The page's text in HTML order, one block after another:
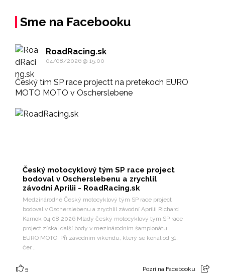
Sme na Facebooku
RoadRacing.sk
04/08/2026 @ 15:00
Český tím SP race projectt na pretekoch EURO
MOTO MOTO v Oscherslebene
Český motocyklový tým SP race project
bodoval v Oscherslebenu a zrychlil
závodní Aprilii - RoadRacing.sk
Medzinárodné Český motocyklový tým SP race project
bodoval v Oscherslebenu a zrychlil závodní Aprilii Richard
Karnok 04.08.2026 Mladý český motocyklový tým SP race
project získal další body v mezinárodním šampionátu
EURO MOTO. Při závodním víkendu, který se konal od 31.
čer...
5 Pozri na Facebooku